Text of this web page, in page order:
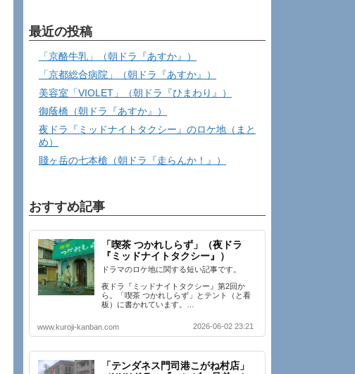
最近の投稿
「京酪牛乳」（朝ドラ『あすか』）
「京都総合病院」（朝ドラ『あすか』）
美容室「VIOLET」（朝ドラ『ひまわり』）
御蔭橋（朝ドラ『あすか』）
夜ドラ『ミッドナイトタクシー』のロケ地（まと
め）
賤ヶ岳の七本槍（朝ドラ『走らんか！』）
おすすめ記事
「喫茶 つかれしらず」（夜ドラ
『ミッドナイトタクシー』）
ドラマのロケ地に関する短い記事です。
夜ドラ『ミッドナイトタクシー』第2回か
ら。「喫茶 つかれしらず」とテント（と看
板）に書かれています。…
www.kuroji-kanban.com 2026-06-02 23:21
「テンダネス門司港こがね村店」